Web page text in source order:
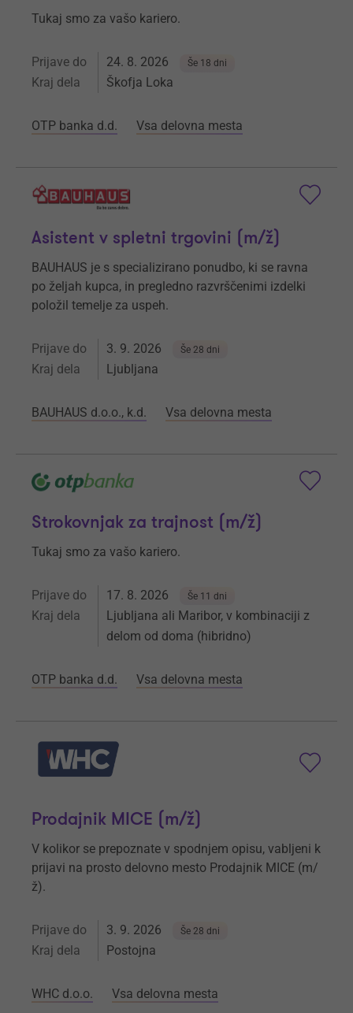
Tukaj smo za vašo kariero.
Prijave do 24. 8. 2026 Še 18 dni
Kraj dela Škofja Loka
OTP banka d.d. Vsa delovna mesta
Asistent v spletni trgovini (m/ž)
BAUHAUS je s specializirano ponudbo, ki se ravna
po željah kupca, in pregledno razvrščenimi izdelki
položil temelje za uspeh.
Prijave do 3. 9. 2026 Še 28 dni
Kraj dela Ljubljana
BAUHAUS d.o.o., k.d. Vsa delovna mesta
Strokovnjak za trajnost (m/ž)
Tukaj smo za vašo kariero.
Prijave do 17. 8. 2026 Še 11 dni
Kraj dela
Ljubljana ali Maribor, v kombinaciji z
delom od doma (hibridno)
OTP banka d.d. Vsa delovna mesta
Prodajnik MICE (m/ž)
V kolikor se prepoznate v spodnjem opisu, vabljeni k
prijavi na prosto delovno mesto Prodajnik MICE (m/
ž).
Prijave do 3. 9. 2026 Še 28 dni
Kraj dela Postojna
WHC d.o.o. Vsa delovna mesta